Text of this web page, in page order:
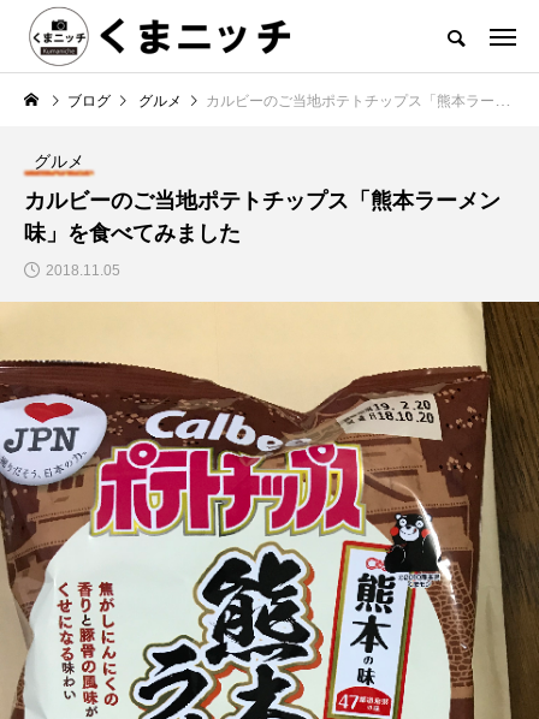
ブログ グルメ カルビーのご当地ポテトチップス「熊本ラーメン味」を食べてみました
グルメ
カルビーのご当地ポテトチップス「熊本ラーメン
味」を食べてみました
2018.11.05